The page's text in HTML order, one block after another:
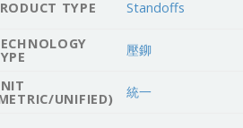
TYPE Standoffs
壓鉚
UNIFIED) 統一